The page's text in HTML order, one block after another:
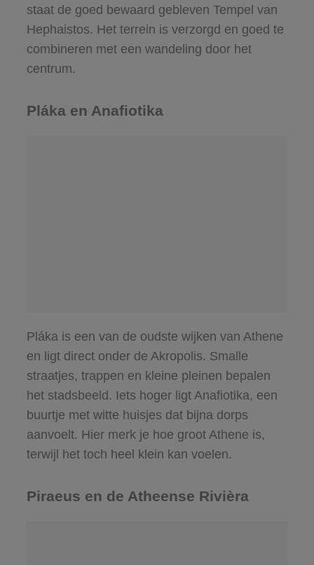
staat de goed bewaard gebleven Tempel van
Hephaistos. Het terrein is verzorgd en goed te
combineren met een wandeling door het
centrum.
Pláka en Anafiotika
Pláka is een van de oudste wijken van Athene
en ligt direct onder de Akropolis. Smalle
straatjes, trappen en kleine pleinen bepalen
het stadsbeeld. Iets hoger ligt Anafiotika, een
buurtje met witte huisjes dat bijna dorps
aanvoelt. Hier merk je hoe groot Athene is,
terwijl het toch heel klein kan voelen.
Piraeus en de Atheense Rivièra